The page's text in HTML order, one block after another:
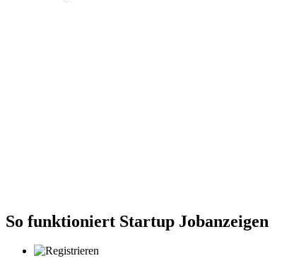
So funktioniert Startup Jobanzeigen